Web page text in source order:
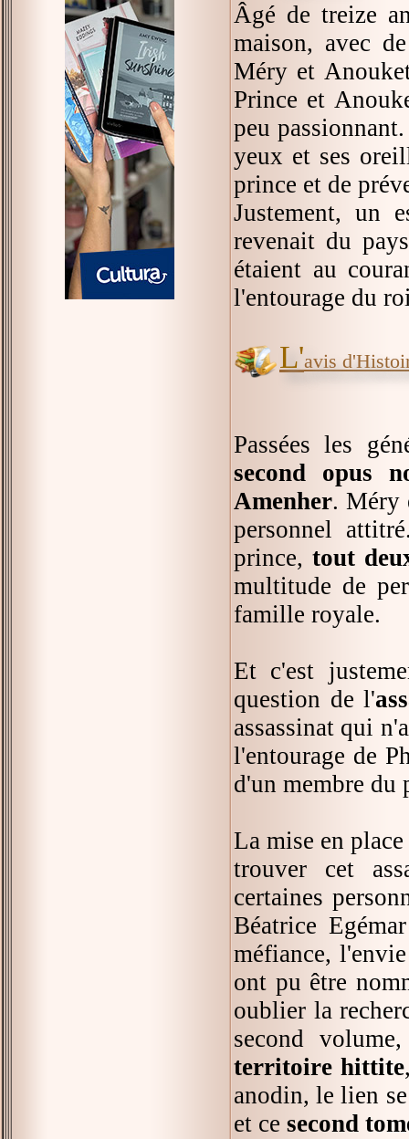
Âgé de treize
maison, avec
Méry et
Prince et
peu
yeux et ses
prince et de
Justement, un
revenait du
étaient au
l'entourage du
L'avis
Passées les
second opus
Amenher. Méry
personnel
prince, tout
multitude de
famille royale.
Et c'est
question de l'
assassinat qui
l'entourage de
d'un membre du
La mise en
trouver cet
certaines
Béatrice
méfiance,
ont pu être
oublier la
second
territoire hittite
anodin, le lien
et ce second